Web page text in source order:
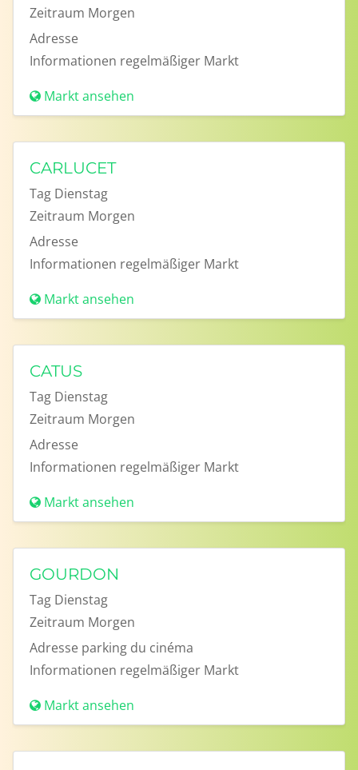
Zeitraum Morgen
Adresse
Informationen regelmäßiger Markt
Markt ansehen
CARLUCET
Tag Dienstag
Zeitraum Morgen
Adresse
Informationen regelmäßiger Markt
Markt ansehen
CATUS
Tag Dienstag
Zeitraum Morgen
Adresse
Informationen regelmäßiger Markt
Markt ansehen
GOURDON
Tag Dienstag
Zeitraum Morgen
Adresse parking du cinéma
Informationen regelmäßiger Markt
Markt ansehen